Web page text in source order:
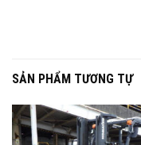
SẢN PHẨM TƯƠNG TỰ